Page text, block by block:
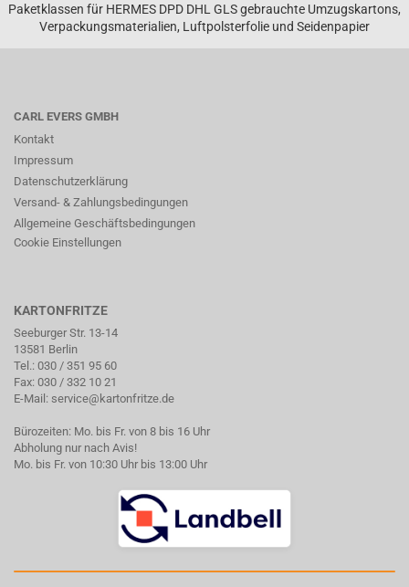
Paketklassen für HERMES DPD DHL GLS gebrauchte Umzugskartons,
Verpackungsmaterialien, Luftpolsterfolie und Seidenpapier
CARL EVERS GMBH
Kontakt
Impressum
Datenschutzerklärung
Versand- & Zahlungsbedingungen
Allgemeine Geschäftsbedingungen
Cookie Einstellungen
KARTONFRITZE
Seeburger Str. 13-14
13581 Berlin
Tel.: 030 / 351 95 60
Fax: 030 / 332 10 21
E-Mail: service@kartonfritze.de
Bürozeiten: Mo. bis Fr. von 8 bis 16 Uhr
Abholung nur nach Avis!
Mo. bis Fr. von 10:30 Uhr bis 13:00 Uhr